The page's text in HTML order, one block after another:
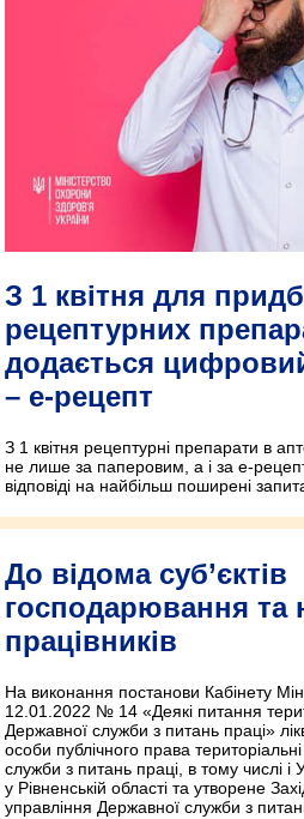
З 1 квітня для
рецептурних
додається
– е-рецепт
З 1 квітня рецептурні препарати в
не лише за паперовим, а і за е-
відповіді на найбільш поширені
До відома суб’єктів
господарювання та
працівників
На виконання постанови Кабінету
12.01.2022 № 14 «Деякі питання
Державної служби з питань праці»
особи публічного права
служби з питань праці, в тому числі і
у Рівненській області та утворене
управління Державної служби з